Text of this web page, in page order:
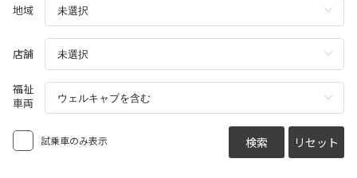
地域
店舗
福祉
車両
試乗車のみ表示 検索 リセット